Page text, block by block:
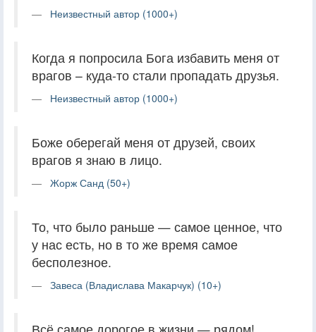
Неизвестный автор (1000+)
Когда я попросила Бога избавить меня от
врагов – куда-то стали пропадать друзья.
Неизвестный автор (1000+)
Боже оберегай меня от друзей, своих
врагов я знаю в лицо.
Жорж Санд (50+)
То, что было раньше — самое ценное, что
у нас есть, но в то же время самое
бесполезное.
Завеса (Владислава Макарчук) (10+)